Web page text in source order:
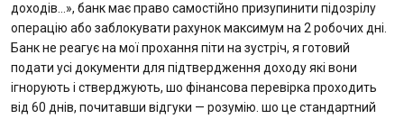
доходів…», банк має право самостійно призупинити підозрілу
операцію або заблокувати рахунок максимум на 2 робочих дні.
Банк не реагує на мої прохання піти на зустріч, я готовий
подати усі документи для підтвердження доходу які вони
ігнорують і стверджують, шо фінансова перевірка проходить
від 60 днів, почитавши відгуки — розумію. шо це стандартний